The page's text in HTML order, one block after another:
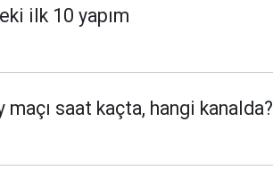
ilk 10 yapım
saat kaçta, hangi kanalda?